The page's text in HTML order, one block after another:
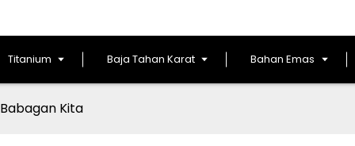
Titanium Baja Tahan Karat Bahan Emas
Babagan Kita